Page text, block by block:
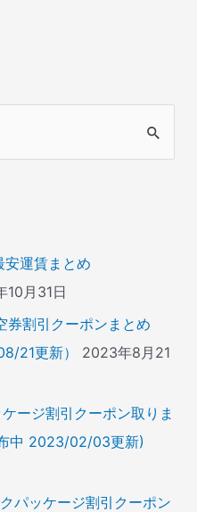
安運賃まとめ
10月31日
券割引クーポンまとめ
21更新）
2023年8月21
ージ割引クーポン取りま
中 2023/02/03更新)
パッケージ割引クーポン